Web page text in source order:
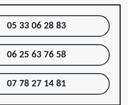
05 33 06 28 83
06 25 63 76 58
07 78 27 14 81